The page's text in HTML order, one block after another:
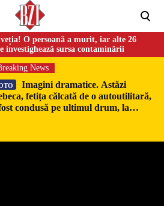
O persoană a murit, iar alte 26
sursa contaminării
News
Imagini dramatice. Astăzi
fetița călcată de o autoutilitară,
condusă pe ultimul drum, la